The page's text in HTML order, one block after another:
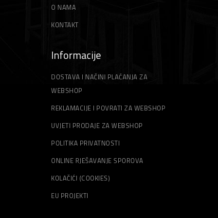
O NAMA
KONTAKT
Informacije
DOSTAVA I NAČINI PLAĆANJA ZA
WEBSHOP
REKLAMACIJE I POVRATI ZA WEBSHOP
UVJETI PRODAJE ZA WEBSHOP
POLITIKA PRIVATNOSTI
ONLINE RJEŠAVANJE SPOROVA
KOLAČIĆI (COOKIES)
EU PROJEKTI